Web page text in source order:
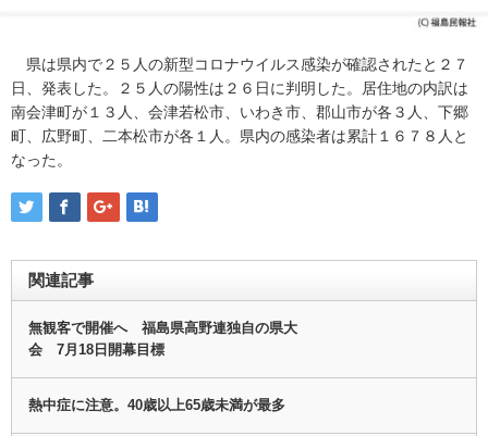
県は県内で２５人の新型コロナウイルス感染が確認されたと２７
日、発表した。２５人の陽性は２６日に判明した。居住地の内訳は
南会津町が１３人、会津若松市、いわき市、郡山市が各３人、下郷
町、広野町、二本松市が各１人。県内の感染者は累計１６７８人と
なった。
関連記事
無観客で開催へ 福島県高野連独自の県大
会 7月18日開幕目標
熱中症に注意。40歳以上65歳未満が最多